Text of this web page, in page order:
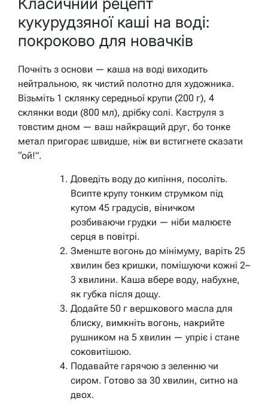
кукурудзяної каші на воді:
покроково для новачків
Почніть з основи — каша на воді виходить
нейтральною, як чистий полотно для художника.
Візьміть 1 склянку середньої крупи (200 г), 4
склянки води (800 мл), дрібку солі. Каструля з
товстим дном — ваш найкращий друг, бо тонке
метал пригорає швидше, ніж ви встигнете сказати
“ой!”.
Доведіть воду до кипіння, посоліть.
Всипте крупу тонким струмком під
кутом 45 градусів, віничком
розбиваючи грудки — ніби малюєте
серця в повітрі.
Зменште вогонь до мінімуму, варіть 25
хвилин без кришки, помішуючи кожні 2–
3 хвилини. Каша вбере воду, набухне,
як губка після дощу.
Додайте 50 г вершкового масла для
блиску, вимкніть вогонь, накрийте
рушником на 5 хвилин — упріє і стане
соковитішою.
Подавайте гарячою з зеленню чи
сиром. Готово за 30 хвилин, ситно на
двох.